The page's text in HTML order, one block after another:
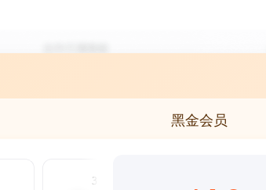
黑金会员
3个月